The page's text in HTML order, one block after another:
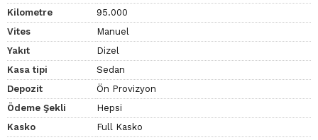
Kilometre
95.000
Vites
Manuel
Yakıt
Dizel
Kasa tipi
Sedan
Depozit
Ön Provizyon
Ödeme Şekli
Hepsi
Kasko
Full Kasko